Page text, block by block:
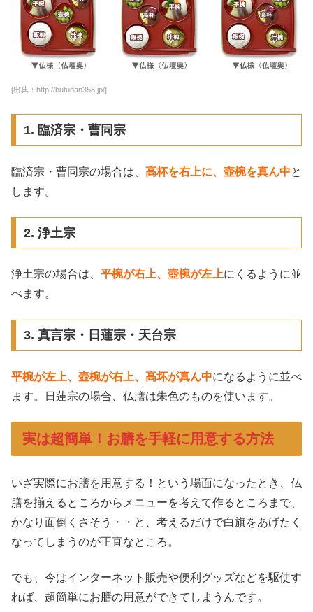
[出典：http://butudan358.jp/]
1. 臨済宗・曹同宗
臨済宗・曹同宗の場合は、 高杯を右上に、壺椀を真ん中と
します。
2. 浄土宗
浄土宗の場合は、 平椀が右上、壺椀が左上にくるように並
べます。
3. 真言宗・日蓮宗・天台宗
平椀が左上、壺椀が右上、高坏が真ん中になるように並べ
ます。日蓮宗の場合、仏膳は朱色のものを使います。
実は超簡単！お膳を手軽に用意する方法
いざ実際にお膳を用意する！という場面になったとき、仏
膳を揃えるところからメニューを考えて作るところまで、
かなり面倒くさそう・・と、考えるだけで白旗をあげたく
なってしまうのが正直なところ。
でも、今はインターネット販売や便利グッズなどを駆使す
れば、超簡単にお膳の用意ができてしまうんです。